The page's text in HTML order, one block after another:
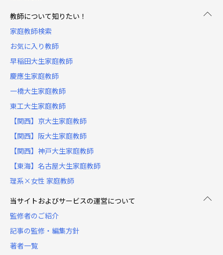
教師について知りたい！
家庭教師検索
お気に入り教師
早稲田大生家庭教師
慶應生家庭教師
一橋大生家庭教師
東工大生家庭教師
【関西】京大生家庭教師
【関西】阪大生家庭教師
【関西】神戸大生家庭教師
【東海】名古屋大生家庭教師
理系×女性 家庭教師
当サイトおよびサービスの運営について
監修者のご紹介
記事の監修・編集方針
著者一覧